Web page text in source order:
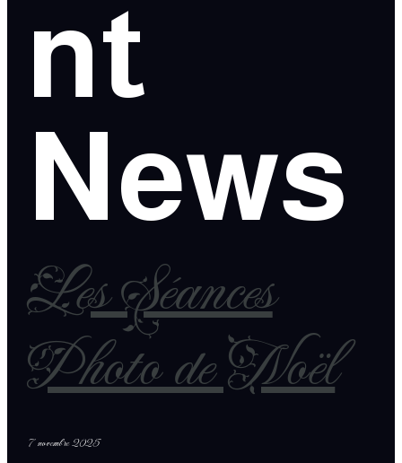
nt
News
Les Séances
Photo de Noël
7 novembre 2025